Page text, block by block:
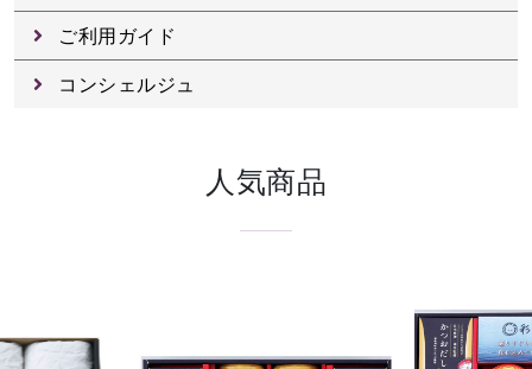
ご利用ガイド
コンシェルジュ
人気商品